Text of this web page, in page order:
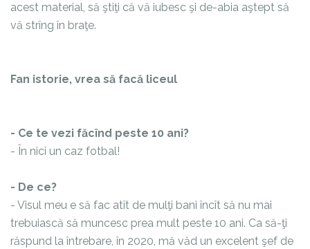
acest material, să ştiţi că vă iubesc şi de-abia aştept să
vă strîng în braţe.
Fan istorie, vrea să facă liceul
- Ce te vezi făcînd peste 10 ani?
- În nici un caz fotbal!
- De ce?
- Visul meu e să fac atît de mulţi bani încît să nu mai
trebuiască să muncesc prea mult peste 10 ani. Ca să-ţi
răspund la întrebare, în 2020, mă văd un excelent şef de